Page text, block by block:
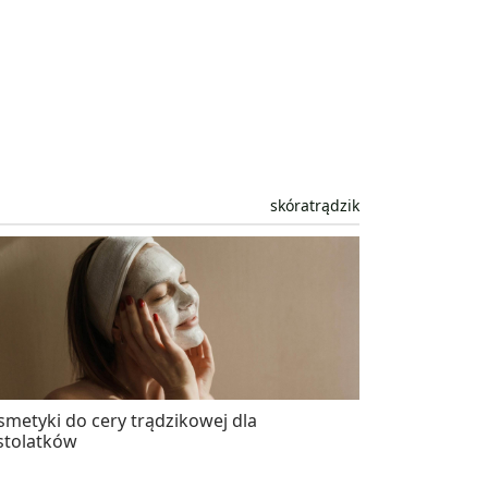
skóratrądzik
do cery trądzikowej dla